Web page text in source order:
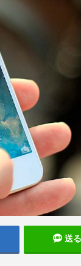
送る